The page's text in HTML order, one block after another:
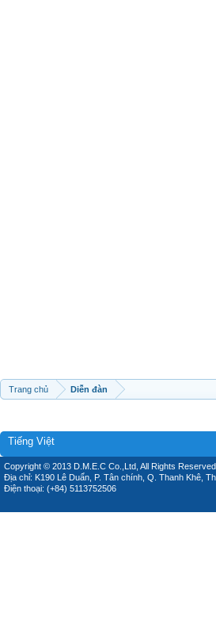
Trang chủ Diễn đàn
Tiếng Việt
Copyright © 2013 D.M.E.C Co.,Ltd, All Rights Reserved.
Địa chỉ: K190 Lê Duẩn, P. Tân chính, Q. Thanh Khê,
Điện thoại: (+84) 5113752506